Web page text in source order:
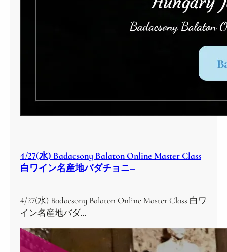
4/27(水) Badacsony Balaton Online Master Class
白ワイン名産地バダチョニ―
4/27(水) Badacsony Balaton Online Master Class 白ワ
イン名産地バダ…